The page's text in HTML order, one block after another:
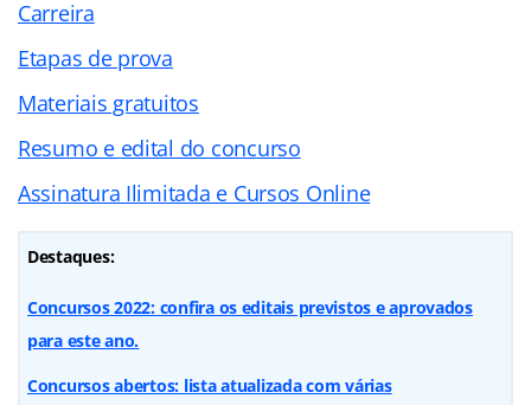
Carreira
Etapas de prova
Materiais gratuitos
Resumo e edital do concurso
Assinatura Ilimitada e Cursos Online
Destaques:
Concursos 2022: confira os editais previstos e aprovados
para este ano.
Concursos abertos: lista atualizada com várias